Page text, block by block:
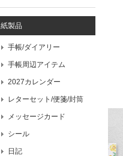
紙製品
手帳/ダイアリー
手帳周辺アイテム
2027カレンダー
レターセット/便箋/封筒
メッセージカード
シール
日記